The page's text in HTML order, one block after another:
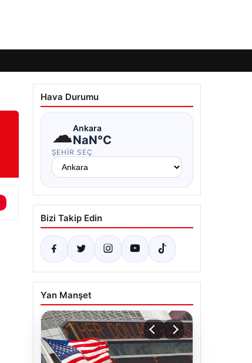
Hava Durumu
☁Ankara
NaN°C
ŞEHIR SEÇ
Bizi Takip Edin
Yan Manşet